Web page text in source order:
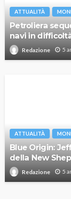
ATTUALITÀ
Petroliera
navi in
Redazione 5
ATTUALITÀ
Blue Origin:
della New
Redazione 5